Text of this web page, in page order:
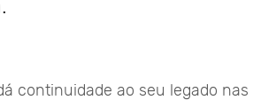
continuidade ao seu legado nas